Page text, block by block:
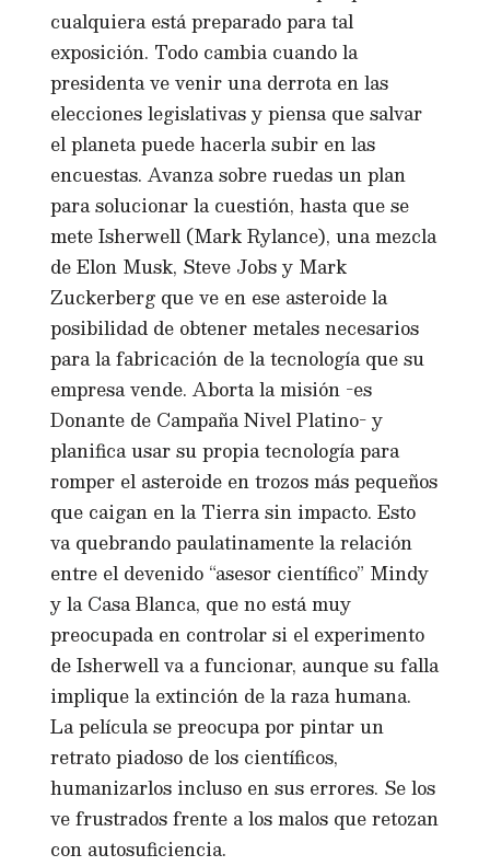
cualquiera está preparado para tal
exposición. Todo cambia cuando la
presidenta ve venir una derrota en las
elecciones legislativas y piensa que salvar
el planeta puede hacerla subir en las
encuestas. Avanza sobre ruedas un plan
para solucionar la cuestión, hasta que se
mete Isherwell (Mark Rylance), una mezcla
de Elon Musk, Steve Jobs y Mark
Zuckerberg que ve en ese asteroide la
posibilidad de obtener metales necesarios
para la fabricación de la tecnología que su
empresa vende. Aborta la misión -es
Donante de Campaña Nivel Platino- y
planifica usar su propia tecnología para
romper el asteroide en trozos más pequeños
que caigan en la Tierra sin impacto. Esto
va quebrando paulatinamente la relación
entre el devenido “asesor científico” Mindy
y la Casa Blanca, que no está muy
preocupada en controlar si el experimento
de Isherwell va a funcionar, aunque su falla
implique la extinción de la raza humana.
La película se preocupa por pintar un
retrato piadoso de los científicos,
humanizarlos incluso en sus errores. Se los
ve frustrados frente a los malos que retozan
con autosuficiencia.